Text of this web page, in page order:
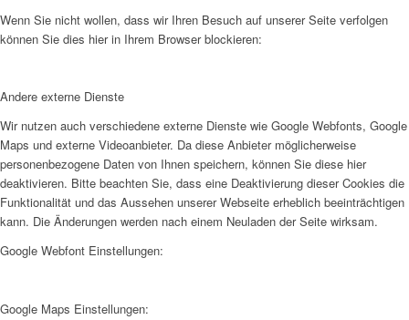
Wenn Sie nicht wollen, dass wir Ihren Besuch auf unserer Seite verfolgen
können Sie dies hier in Ihrem Browser blockieren:
Andere externe Dienste
Wir nutzen auch verschiedene externe Dienste wie Google Webfonts, Google
Maps und externe Videoanbieter. Da diese Anbieter möglicherweise
personenbezogene Daten von Ihnen speichern, können Sie diese hier
deaktivieren. Bitte beachten Sie, dass eine Deaktivierung dieser Cookies die
Funktionalität und das Aussehen unserer Webseite erheblich beeinträchtigen
kann. Die Änderungen werden nach einem Neuladen der Seite wirksam.
Google Webfont Einstellungen:
Google Maps Einstellungen: